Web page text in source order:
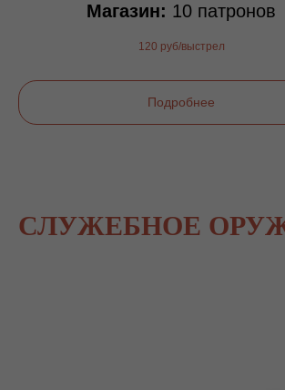
Магазин: 10 патронов
120 руб/выстрел
Подробнее
СЛУЖЕБНОЕ